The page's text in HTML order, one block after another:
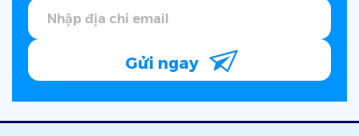
Gửi ngay